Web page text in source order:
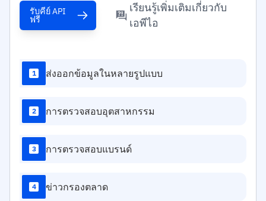
รับคีย์ API
ฟรี
เรียนรู้เพิ่มเติมเกี่ยวกับ
เอพีไอ
1 ส่งออกข้อมูลในหลายรูปแบบ
2 การตรวจสอบอุตสาหกรรม
3 การตรวจสอบแบรนด์
4 ข่าวกรองตลาด